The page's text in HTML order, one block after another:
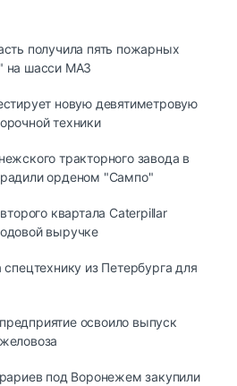
получила пять пожарных
на шасси МАЗ
новую девятиметровую
техники
тракторного завода в
орденом "Сампо"
квартала Caterpillar
выручке
из Петербурга для
освоило выпуск
под Воронежем закупили